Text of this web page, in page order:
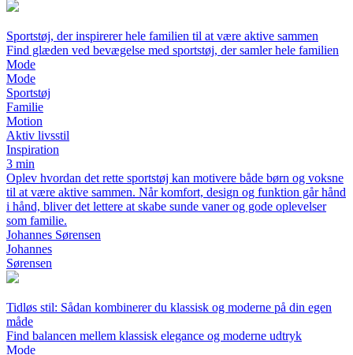
Sportstøj, der inspirerer hele familien til at være aktive sammen
Find glæden ved bevægelse med sportstøj, der samler hele familien
Mode
Mode
Sportstøj
Familie
Motion
Aktiv livsstil
Inspiration
3 min
Oplev hvordan det rette sportstøj kan motivere både børn og voksne
til at være aktive sammen. Når komfort, design og funktion går hånd
i hånd, bliver det lettere at skabe sunde vaner og gode oplevelser
som familie.
Johannes Sørensen
Johannes
Sørensen
Tidløs stil: Sådan kombinerer du klassisk og moderne på din egen
måde
Find balancen mellem klassisk elegance og moderne udtryk
Mode